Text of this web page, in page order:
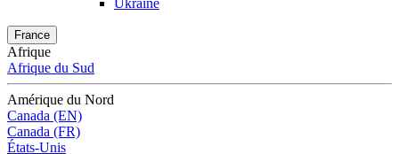
France
Afrique
Afrique du Sud
Amérique du Nord
Canada (EN)
Canada (FR)
États-Unis